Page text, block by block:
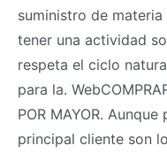
suministro de
tener una actividad
respeta el ciclo
para la.
POR MAYOR.
principal cliente son